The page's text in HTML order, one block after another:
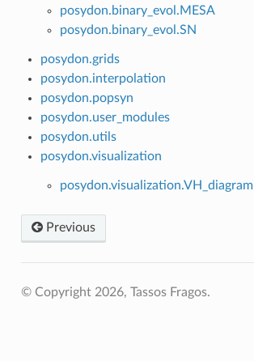
posydon.binary_evol.MESA
posydon.binary_evol.SN
posydon.grids
posydon.interpolation
posydon.popsyn
posydon.user_modules
posydon.utils
posydon.visualization
posydon.visualization.VH_diagram
Previous
© Copyright 2026, Tassos Fragos.